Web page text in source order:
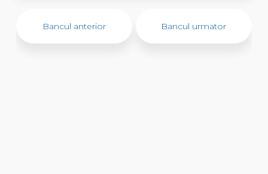
Bancul anterior Bancul urmator